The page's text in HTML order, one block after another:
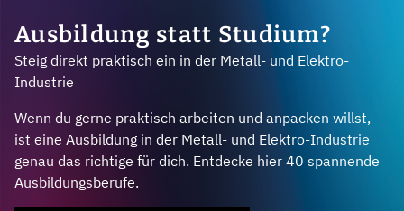
Ausbildung statt Studium?
Steig direkt praktisch ein in der Metall- und Elektro-
Industrie
Wenn du gerne praktisch arbeiten und anpacken willst,
ist eine Ausbildung in der Metall- und Elektro-Industrie
genau das richtige für dich. Entdecke hier 40 spannende
Ausbildungsberufe.